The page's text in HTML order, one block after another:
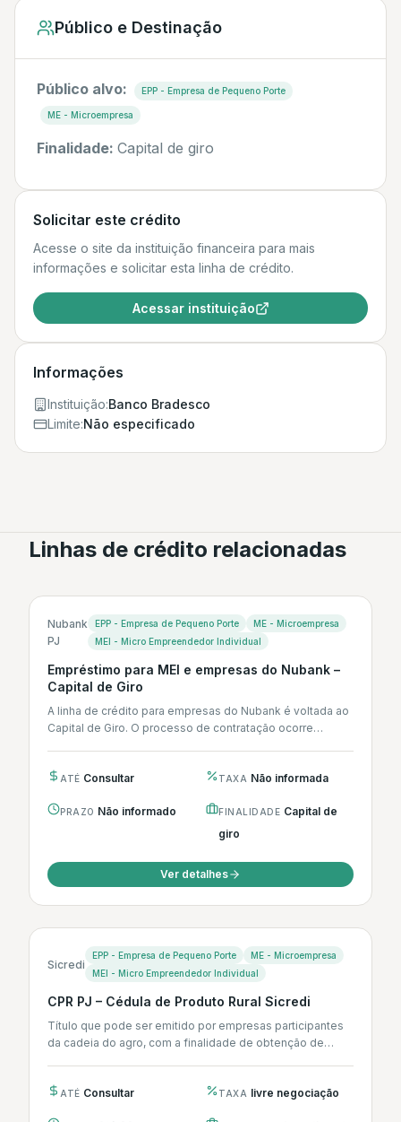
Público e Destinação
Público alvo: EPP - Empresa de Pequeno Porte
ME - Microempresa
Finalidade: Capital de giro
Solicitar este crédito
Acesse o site da instituição financeira para mais
informações e solicitar esta linha de crédito.
Acessar instituição
Informações
Instituição:Banco Bradesco
Limite:Não especificado
Linhas de crédito relacionadas
Nubank
PJ
EPP - Empresa de Pequeno Porte
ME - Microempresa
MEI - Micro Empreendedor Individual
Empréstimo para MEI e empresas do Nubank –
Capital de Giro
A linha de crédito para empresas do Nubank é voltada ao
Capital de Giro. O processo de contratação ocorre
ATÉ Consultar TAXA Não informada
PRAZO Não informado FINALIDADE Capital de
giro
Ver detalhes
Sicredi
EPP - Empresa de Pequeno Porte
ME - Microempresa
MEI - Micro Empreendedor Individual
CPR PJ – Cédula de Produto Rural Sicredi
Título que pode ser emitido por empresas participantes
da cadeia do agro, com a finalidade de obtenção de
ATÉ Consultar TAXA livre negociação